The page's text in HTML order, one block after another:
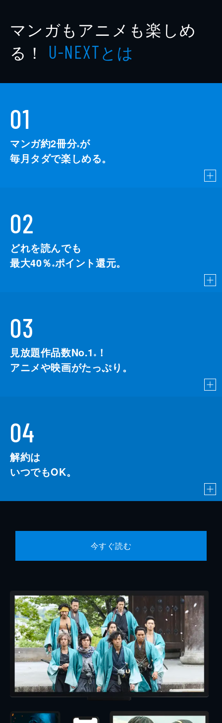
マンガもアニメも楽しめ
る！ U-NEXTとは
01
マンガ約2冊分※が
毎月タダで楽しめる。
02
どれを読んでも
最大40％ ※ポイント還元。
03
見放題作品数No.1 ※
！
アニメや映画がたっぷり。
04
解約は
いつでもOK。
今すぐ読む